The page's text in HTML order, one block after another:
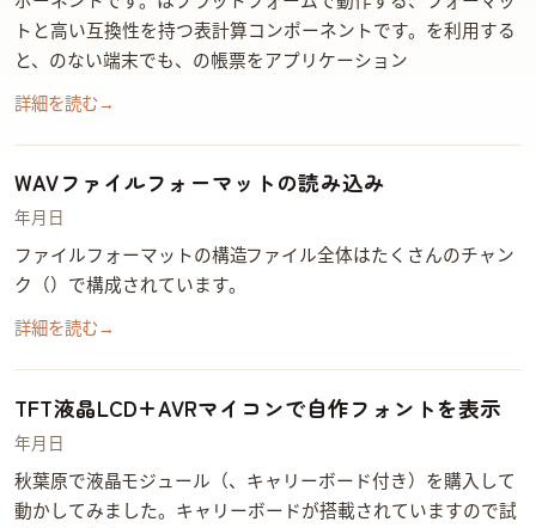
トと高い互換性を持つ表計算コンポーネントです。ReoGridを利用する
と、Excelのない端末でも、Excelの帳票を.NETアプリケーション…
詳細を読む →
WAVファイルフォーマットの読み込み
2015年3月27日
ファイルフォーマットの構造 WAVファイル全体はたくさんのチャン
ク（Chunk）で構成されています。
詳細を読む →
TFT液晶LCD+AVRマイコンで自作フォントを表示
2014年11月5日
秋葉原でTFT液晶LCDモジュール（ZY-FGD1442701V1、キャリーボード付き）を購入して
動かしてみました。キャリーボードが搭載されていますので試